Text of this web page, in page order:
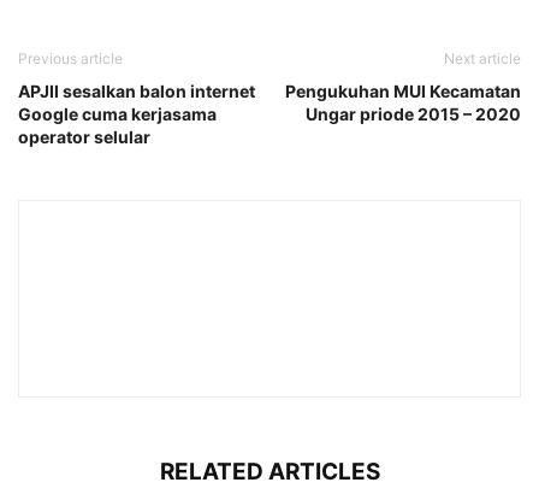
Previous article
APJII sesalkan balon internet
Google cuma kerjasama
operator selular
Next article
Pengukuhan MUI Kecamatan
Ungar priode 2015 – 2020
RELATED ARTICLES